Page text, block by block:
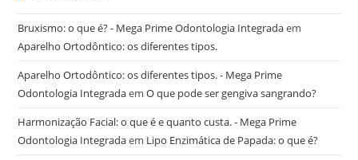
Bruxismo: o que é? - Mega Prime Odontologia Integradaem
Aparelho Ortodôntico: os diferentes tipos.
Aparelho Ortodôntico: os diferentes tipos. - Mega Prime
Odontologia IntegradaemO que pode ser gengiva sangrando?
Harmonização Facial: o que é e quanto custa. - Mega Prime
Odontologia Integradaem Lipo Enzimática de Papada: o que é?